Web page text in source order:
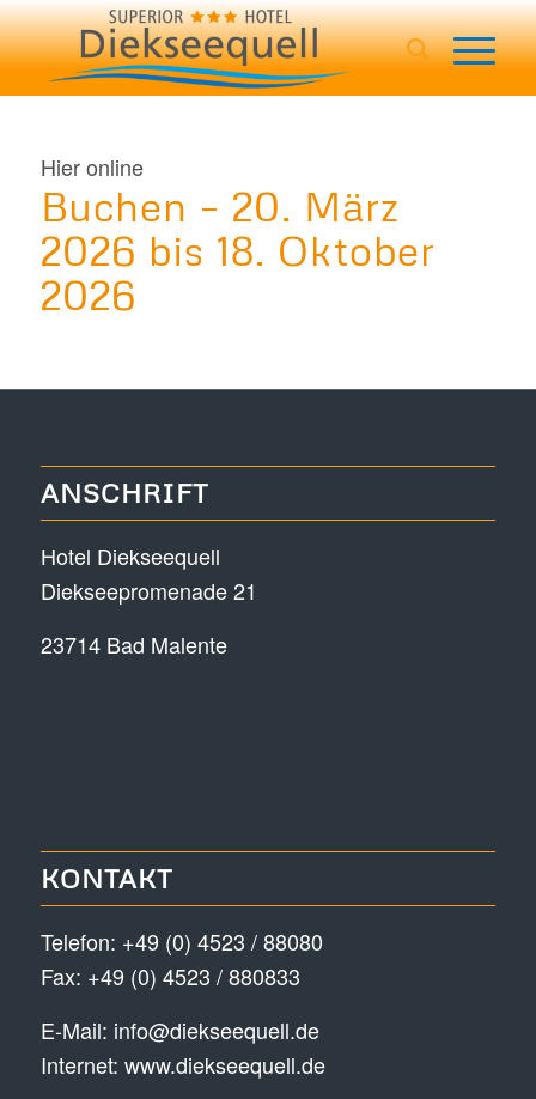
Hier online
Buchen – 20. März
2026 bis 18. Oktober
2026
ANSCHRIFT
Hotel Diekseequell
Diekseepromenade 21
23714 Bad Malente
KONTAKT
Telefon: +49 (0) 4523 / 88080
Fax: +49 (0) 4523 / 880833
E-Mail: info@diekseequell.de
Internet: www.diekseequell.de